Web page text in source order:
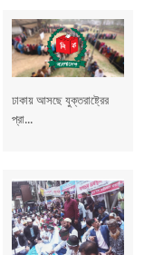
ঢাকায় আসছে যুক্তরাষ্ট্রের
প্রা...